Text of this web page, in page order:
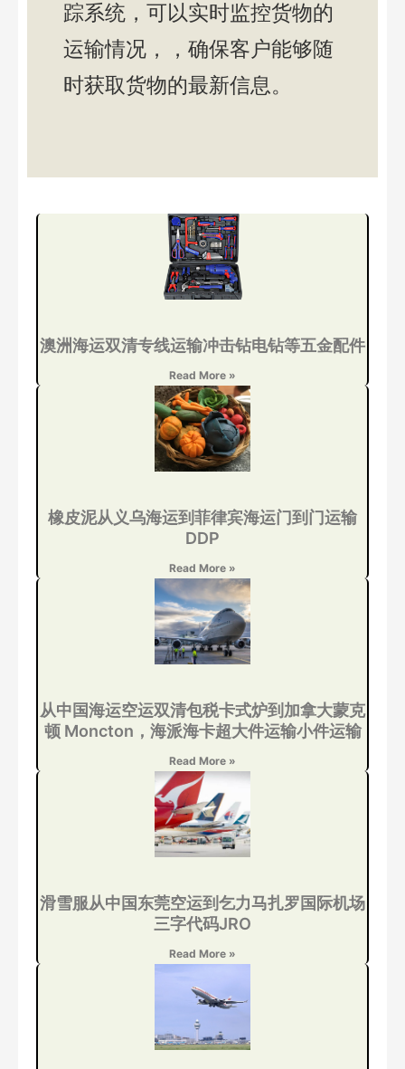
踪系统，可以实时监控货物的
运输情况，，确保客户能够随
时获取货物的最新信息。
澳洲海运双清专线运输冲击钻电钻等五金配件
Read More »
橡皮泥从义乌海运到菲律宾海运门到门运输
DDP
Read More »
从中国海运空运双清包税卡式炉到加拿大蒙克
顿 Moncton，海派海卡超大件运输小件运输
Read More »
滑雪服从中国东莞空运到乞力马扎罗国际机场
三字代码JRO
Read More »